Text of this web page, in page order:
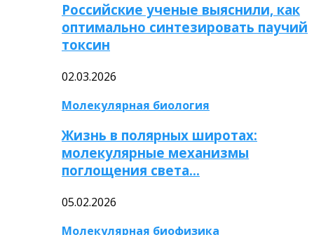
Российские ученые выяснили, как
оптимально синтезировать паучий
токсин
02.03.2026
Молекулярная биология
Жизнь в полярных широтах:
молекулярные механизмы
поглощения света…
05.02.2026
Молекулярная биофизика